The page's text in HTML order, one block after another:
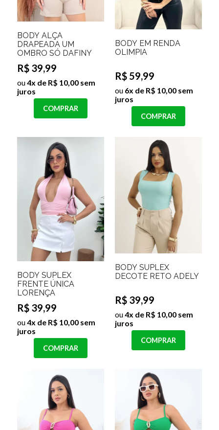
BODY ALÇA
DRAPEADA UM
OMBRO SÓ DAFINY
R$ 39,99
ou4x de R$ 10,00 sem
juros
COMPRAR
BODY EM RENDA
OLIMPIA
R$ 59,99
ou 6x de R$ 10,00 sem
juros
COMPRAR
BODY SUPLEX
FRENTE ÚNICA
LORENÇA
R$ 39,99
ou4x de R$ 10,00 sem
juros
COMPRAR
BODY SUPLEX
DECOTE RETO ADELY
R$ 39,99
ou4x de R$ 10,00 sem
juros
COMPRAR